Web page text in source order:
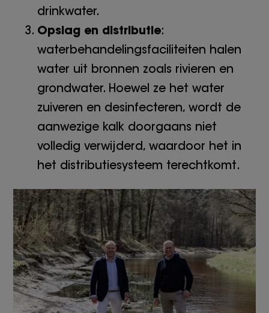
drinkwater.
Opslag en distributie:
waterbehandelingsfaciliteiten halen
water uit bronnen zoals rivieren en
grondwater. Hoewel ze het water
zuiveren en desinfecteren, wordt de
aanwezige kalk doorgaans niet
volledig verwijderd, waardoor het in
het distributiesysteem terechtkomt.